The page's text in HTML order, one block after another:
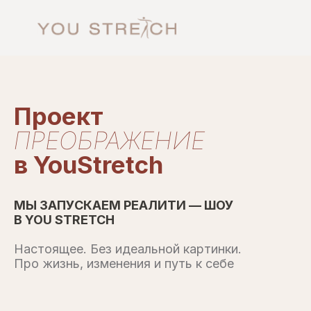
Проект
ПРЕОБРАЖЕНИЕ
в YouStretch
МЫ ЗАПУСКАЕМ РЕАЛИТИ — ШОУ
В YOU STRETCH
Настоящее. Без идеальной картинки.
Про жизнь, изменения и путь к себе